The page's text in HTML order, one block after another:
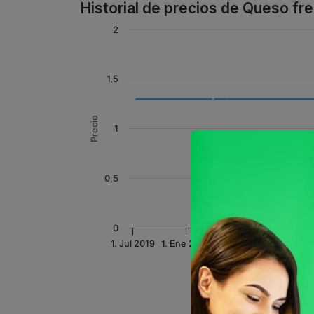
Historial de precios de Queso
Precio
1. Jul 2019 1. Ene 2020 1. Jul 2020 1. Ene 2021
0
0,5
1
1,5
2